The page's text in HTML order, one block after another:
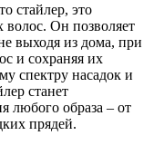
стайлер, это
волос. Он позволяет
выходя из дома, при
и сохраняя их
спектру насадок и
станет
любого образа – от
прядей.